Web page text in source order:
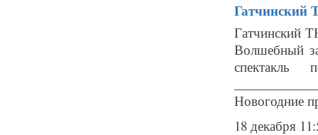
Гатчинский
Гатчинский
Волшебный
Новогодние
18 декабря